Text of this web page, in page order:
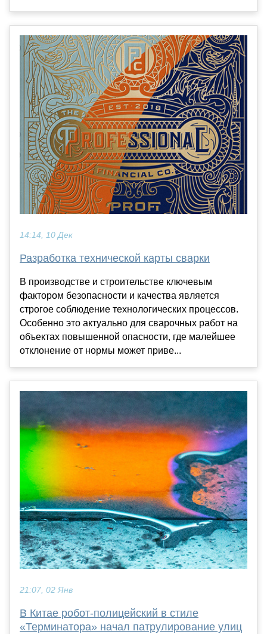
14:14, 10 Дек
Разработка технической карты сварки
В производстве и строительстве ключевым
фактором безопасности и качества является
строгое соблюдение технологических процессов.
Особенно это актуально для сварочных работ на
объектах повышенной опасности, где малейшее
отклонение от нормы может приве...
21:07, 02 Янв
В Китае робот-полицейский в стиле
«Терминатора» начал патрулирование улиц